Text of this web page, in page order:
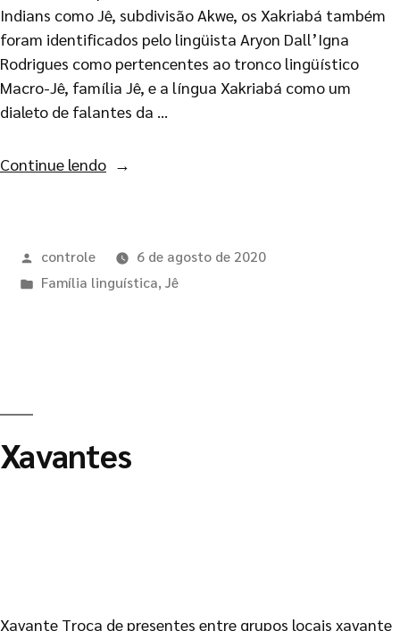
Indians como Jê, subdivisão Akwe, os Xakriabá também
foram identificados pelo lingüista Aryon Dall’Igna
Rodrigues como pertencentes ao tronco lingüístico
Macro-Jê, família Jê, e a língua Xakriabá como um
dialeto de falantes da …
Continue lendo
controle
6 de agosto de 2020
Família linguística, Jê
Xavantes
Xavante Troca de presentes entre grupos locais xavante